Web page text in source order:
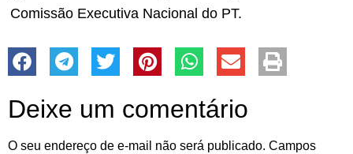
Comissão Executiva Nacional do PT.
Deixe um comentário
O seu endereço de e-mail não será publicado. Campos